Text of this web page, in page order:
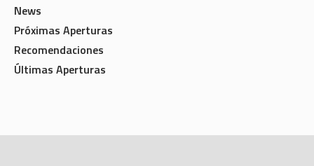
News
Próximas Aperturas
Recomendaciones
Últimas Aperturas